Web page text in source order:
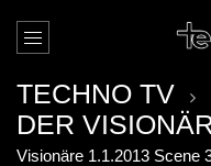
TECHNO TV
DER
Visionäre 1.1.2013 Scene